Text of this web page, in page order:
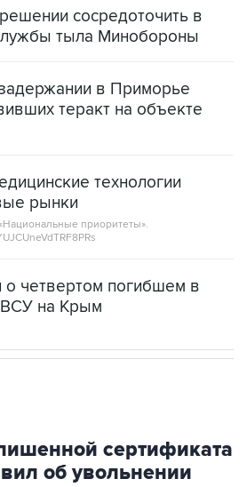
сосредоточить в
тыла Минобороны
в Приморье
теракт на объекте
технологии
рынки
приоритеты».
четвертом погибшем в
ВСУ на Крым
сертификата
об увольнении